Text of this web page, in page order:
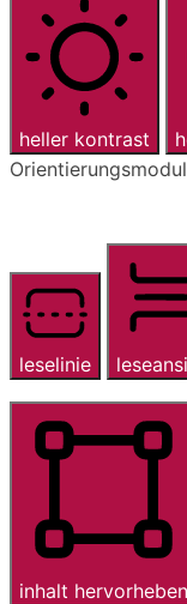
heller kontrast
leselinie
inhalt hervorheben